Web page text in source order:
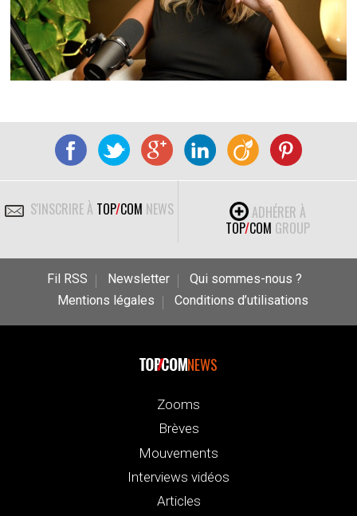
S'INSCRIRE À TOP/COM NEWS
ADHÉRER À
TOP/COM GROUP
Fil RSS Newsletter
Qui sommes-nous ?
Mentions légales
Conditions d’utilisations
NEWS
Zooms
Brèves
Mouvements
Interviews vidéos
Articles